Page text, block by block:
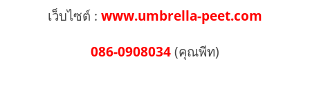
เว็บไซต์ : www.umbrella-peet.com
086-0908034 (คุณพีท)